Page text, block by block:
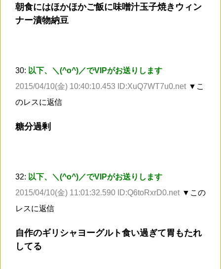
朝食にはほかほかご飯に味噌汁玉子焼きウィン
ナー漬物納豆
30: 以下、＼(^o^)／でVIPがお送りします
2015/04/10(金) 10:40:10.453 ID:XuQ7WT7u0.net ▼こ
のレスに返信
糖分過剰
32: 以下、＼(^o^)／でVIPがお送りします
2015/04/10(金) 11:01:32.590 ID:Q6toRxrD0.net ▼この
レスに返信
自作のギリシャヨーグルト食い過ぎて胃もたれ
してる